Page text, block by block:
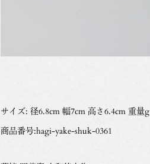
サイズ: 径6.8cm 幅7cm 高さ6.4cm 重量g
商品番号:hagi-yake-shuk-0361